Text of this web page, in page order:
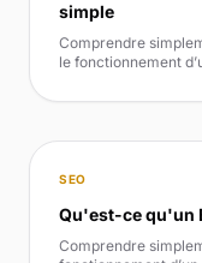
simple
Comprendre
le fonctionnement
SEO
Qu'est-ce qu'un
Comprendre